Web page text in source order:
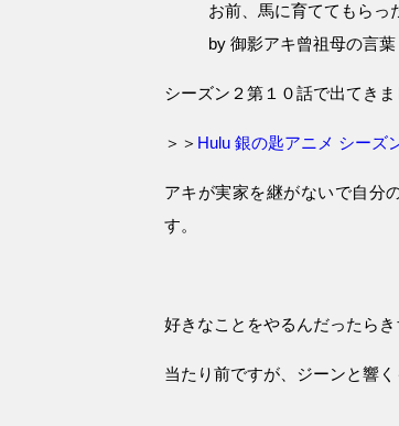
お前、馬に育ててもらっ
by 御影アキ曾祖母の言葉
シーズン２第１０話で出てきま
＞＞ Hulu 銀の匙アニメ シーズ
アキが実家を継がないで自分
す。
好きなことをやるんだったらき
当たり前ですが、ジーンと響く